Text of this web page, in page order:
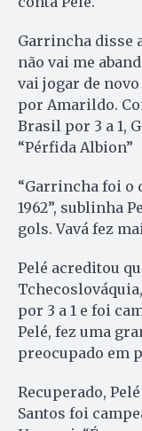
Garrincha disse
não vai me
vai jogar de
por Amarildo.
Brasil por 3 a 1,
“Pérfida Albion”
“Garrincha foi o
1962”, sublinha
gols. Vavá fez
Pelé acreditou
por 3 a 1 e foi
Pelé, fez uma
preocupado em
Recuperado,
Santos foi